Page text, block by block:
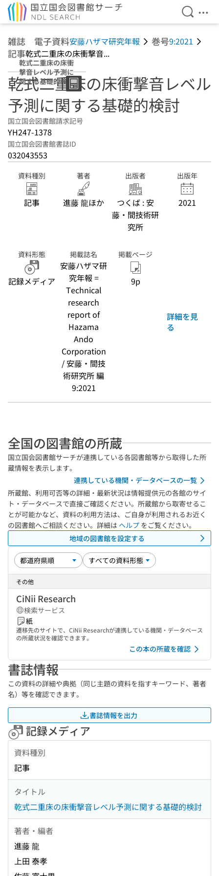
検索を
メ
雑誌 電子資料安藤ハザマ研究年報 巻号9:2021
記事乾式二重床の床衝撃音...
乾式二重床の床衝
撃音レベル予測に
関する基礎的検討
乾式二重床の床衝撃音レベル
予測に関する基礎的検討
国立国会図書館請求記号
YH247-1378
国立国会図書館書誌ID
032043553
資料種別
記事
著者
進藤 龍ほか
出版者
つくば : 安
藤・間技術研
究所
出版年
2021
資料形態
記録メディア
掲載誌名
安藤ハザマ研
究年報 =
Technical
research
report of
Hazama
Ando
Corporation
/ 安藤・間技
術研究所 編
9:2021
掲載ページ
9p
詳細を見
る
全国の図書館の所蔵
国立国会図書館サーチが連携している各図書館等から取得した所
蔵情報を表示します。
連携している機関・データベースの一覧
所蔵館、利用可否等の詳細・最新状況は情報提供元の各館のサイ
ト・データベースで直接ご確認ください。所蔵館から取寄せるこ
とが可能かなど、資料の利用方法は、ご自身が利用されるお近く
の図書館へご相談ください。詳細は ヘルプ をご覧ください。
地域の図書館を設定する
その他
CiNii Research
検索サービス
紙
遷移先のサイトで、CiNii Researchが連携している機関・データベース
の所蔵状況を確認できます。
この本の所蔵を確認
書誌情報
この資料の詳細や典拠（同じ主題の資料を指すキーワード、著者
名）等を確認できます。
書誌情報を出力
記録メディア
資料種別
記事
タイトル
乾式二重床の床衝撃音レベル予測に関する基礎的検討
著者・編者
進藤 龍
上田 泰孝